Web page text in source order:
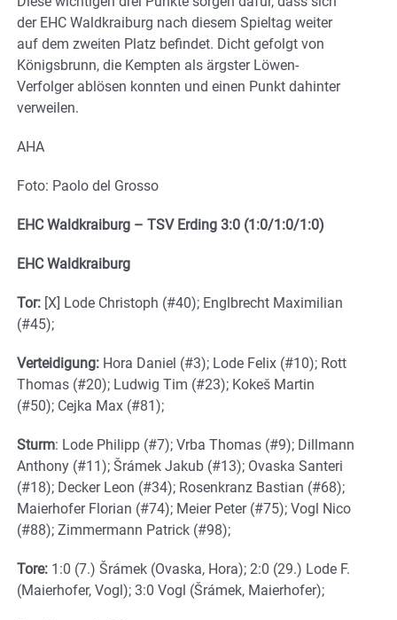
der EHC Waldkraiburg nach diesem Spieltag weiter
auf dem zweiten Platz befindet. Dicht gefolgt von
Königsbrunn, die Kempten als ärgster Löwen-
Verfolger ablösen konnten und einen Punkt dahinter
verweilen.
AHA
Foto: Paolo del Grosso
EHC Waldkraiburg – TSV Erding 3:0 (1:0/1:0/1:0)
EHC Waldkraiburg
Tor: [X] Lode Christoph (#40); Englbrecht Maximilian
(#45);
Verteidigung: Hora Daniel (#3); Lode Felix (#10); Rott
Thomas (#20); Ludwig Tim (#23); Kokeš Martin
(#50); Cejka Max (#81);
Sturm: Lode Philipp (#7); Vrba Thomas (#9); Dillmann
Anthony (#11); Šrámek Jakub (#13); Ovaska Santeri
(#18); Decker Leon (#34); Rosenkranz Bastian (#68);
Maierhofer Florian (#74); Meier Peter (#75); Vogl Nico
(#88); Zimmermann Patrick (#98);
Tore: 1:0 (7.) Šrámek (Ovaska, Hora); 2:0 (29.) Lode F.
(Maierhofer, Vogl); 3:0 Vogl (Šrámek, Maierhofer);